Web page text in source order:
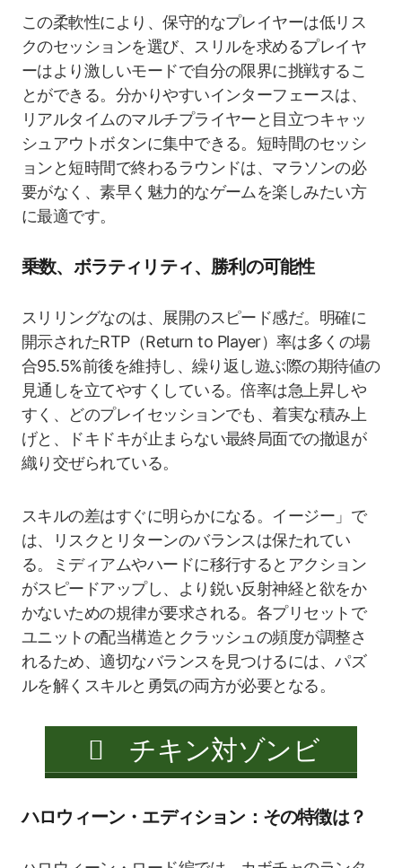
この柔軟性により、保守的なプレイヤーは低リス
クのセッションを選び、スリルを求めるプレイヤ
ーはより激しいモードで自分の限界に挑戦するこ
とができる。分かりやすいインターフェースは、
リアルタイムのマルチプライヤーと目立つキャッ
シュアウトボタンに集中できる。短時間のセッシ
ョンと短時間で終わるラウンドは、マラソンの必
要がなく、素早く魅力的なゲームを楽しみたい方
に最適です。
乗数、ボラティリティ、勝利の可能性
スリリングなのは、展開のスピード感だ。明確に
開示されたRTP（Return to Player）率は多くの場
合95.5%前後を維持し、繰り返し遊ぶ際の期待値の
見通しを立てやすくしている。倍率は急上昇しや
すく、どのプレイセッションでも、着実な積み上
げと、ドキドキが止まらない最終局面での撤退が
織り交ぜられている。
スキルの差はすぐに明らかになる。イージー」で
は、リスクとリターンのバランスは保たれてい
る。ミディアムやハードに移行するとアクション
がスピードアップし、より鋭い反射神経と欲をか
かないための規律が要求される。各プリセットで
ユニットの配当構造とクラッシュの頻度が調整さ
れるため、適切なバランスを見つけるには、パズ
ルを解くスキルと勇気の両方が必要となる。
チキン対ゾンビ
ハロウィーン・エディション：その特徴は？